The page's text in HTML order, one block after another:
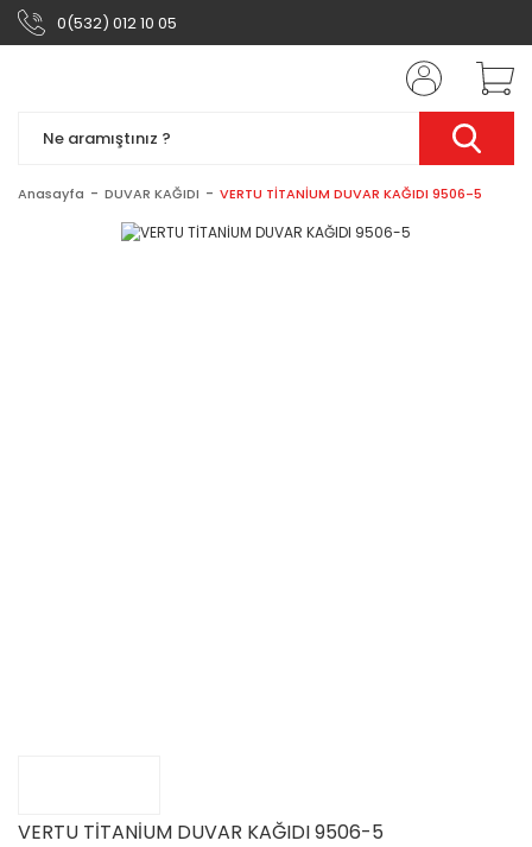
0(532) 012 10 05
Anasayfa DUVAR KAĞIDI VERTU TİTANİUM DUVAR KAĞIDI 9506-5
VERTU TİTANİUM DUVAR KAĞIDI 9506-5